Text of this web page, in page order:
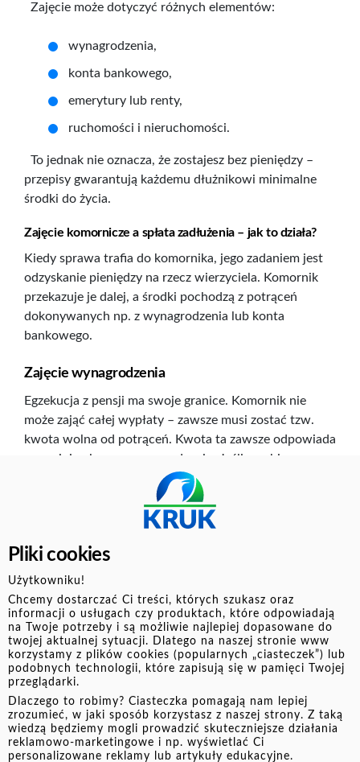
Zajęcie może dotyczyć różnych elementów:
wynagrodzenia,
konta bankowego,
emerytury lub renty,
ruchomości i nieruchomości.
To jednak nie oznacza, że zostajesz bez pieniędzy –
przepisy gwarantują każdemu dłużnikowi minimalne
środki do życia.
Zajęcie komornicze a spłata zadłużenia – jak to działa?
Kiedy sprawa trafia do komornika, jego zadaniem jest
odzyskanie pieniędzy na rzecz wierzyciela. Komornik
przekazuje je dalej, a środki pochodzą z potrąceń
dokonywanych np. z wynagrodzenia lub konta
bankowego.
Zajęcie wynagrodzenia
Egzekucja z pensji ma swoje granice. Komornik nie
może zająć całej wypłaty – zawsze musi zostać tzw.
kwota wolna od potrąceń. Kwota ta zawsze odpowiada
ona minimalnemu wynagrodzeniu. Jeśli zarabiasz
więcej, tylko nadwyżka ponad tę kwotę może być
przekazana na spłatę długu.
Podobne zasady obowiązują przy zajęciu konta
bankowego. Co miesiąc musi pozostać na nim kwota
wolna od zajęcia, również odpowiadająca minimalnemu
wynagrodzeniu. Komornik nie ma też prawa
przejmować świadczeń socjalnych – takich jak 800+,
zasiłki rodzinne czy alimenty – ponieważ są one w
całości chronione przepisami.
Prawa dłużnika w postępowaniu komorniczym
Kwoty wolne od zajęcia – zawsze musisz mieć
do dyspozycji określone minimum środków.
Pliki cookies
Użytkowniku!
Chcemy dostarczać Ci treści, których szukasz oraz
informacji o usługach czy produktach, które odpowiadają
na Twoje potrzeby i są możliwie najlepiej dopasowane do
twojej aktualnej sytuacji. Dlatego na naszej stronie www
korzystamy z plików cookies (popularnych „ciasteczek”) lub
podobnych technologii, które zapisują się w pamięci Twojej
przeglądarki.
Dlaczego to robimy? Ciasteczka pomagają nam lepiej
zrozumieć, w jaki sposób korzystasz z naszej strony. Z taką
wiedzą będziemy mogli prowadzić skuteczniejsze działania
reklamowo-marketingowe i np. wyświetlać Ci
personalizowane reklamy lub artykuły edukacyjne.